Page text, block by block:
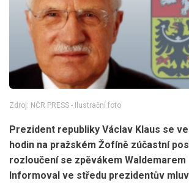
Zdroj: NČR PRESS - Ilustrační foto
Prezident republiky Václav Klaus se
hodin na pražském Žofíně zúčastní
rozloučení se zpěvákem Waldemarem
Informoval ve středu prezidentův